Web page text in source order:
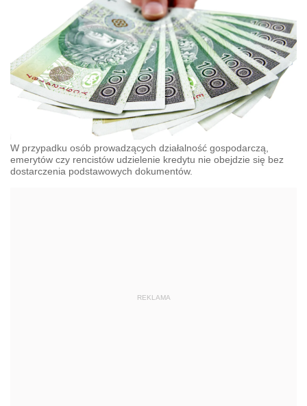
W przypadku osób prowadzących działalność gospodarczą,
emerytów czy rencistów udzielenie kredytu nie obejdzie się bez
dostarczenia podstawowych dokumentów.